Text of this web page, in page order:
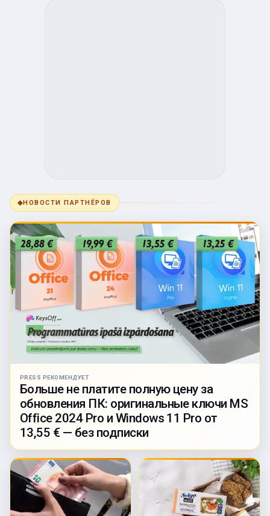
◆НОВОСТИ ПАРТНЁРОВ
PRESS РЕКОМЕНДУЕТ
Больше не платите полную цену за
обновления ПК: оригинальные ключи MS
Office 2024 Pro и Windows 11 Pro от
13,55 € — без подписки